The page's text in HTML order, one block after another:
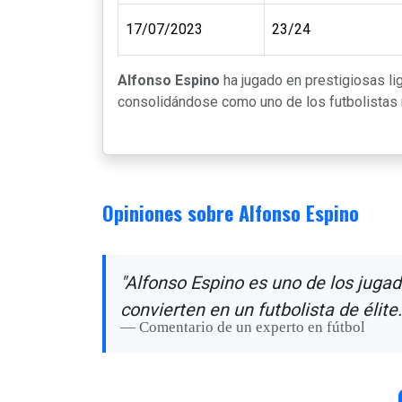
17/07/2023 23/24
Alfonso Espino ha jugado en prestigiosas
consolidándose como uno de los futbolistas
Opiniones sobre Alfonso Espino
"Alfonso Espino es uno de los
convierten en un futbolista de
Comentario de un experto en fútbol